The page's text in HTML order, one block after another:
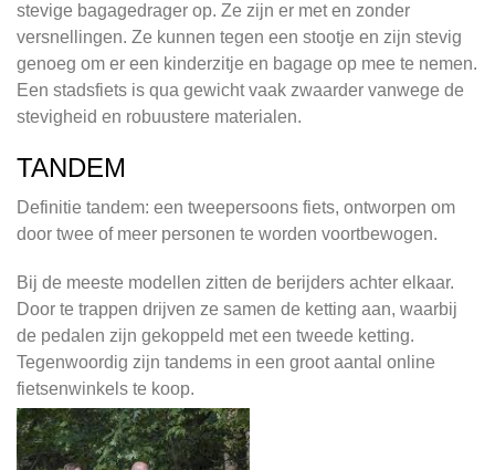
stevige bagagedrager op. Ze zijn er met en zonder
versnellingen. Ze kunnen tegen een stootje en zijn stevig
genoeg om er een kinderzitje en bagage op mee te nemen.
Een stadsfiets is qua gewicht vaak zwaarder vanwege de
stevigheid en robuustere materialen.
TANDEM
Definitie tandem: een tweepersoons fiets, ontworpen om
door twee of meer personen te worden voortbewogen.
Bij de meeste modellen zitten de berijders achter elkaar.
Door te trappen drijven ze samen de ketting aan, waarbij
de pedalen zijn gekoppeld met een tweede ketting.
Tegenwoordig zijn tandems in een groot aantal online
fietsenwinkels te koop.